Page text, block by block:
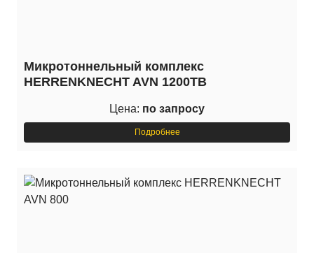
Микротоннельный комплекс
HERRENKNECHT AVN 1200TB
Цена: по запросу
Подробнее